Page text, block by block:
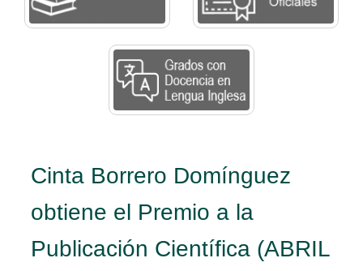
Cinta Borrero Domínguez
obtiene el Premio a la
Publicación Científica (ABRIL